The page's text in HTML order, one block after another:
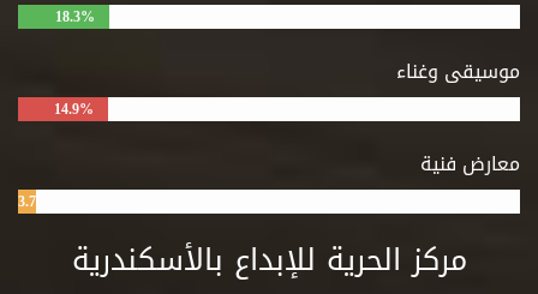
18.3%
موسيقى وغناء
14.9%
معارض فنية
3.7%
مركز الحرية للإبداع بالأسكندرية